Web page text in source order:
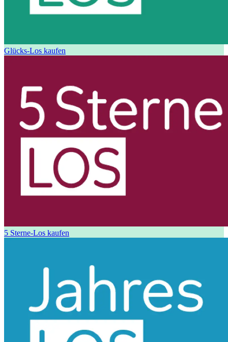
Glücks-Los kaufen
5 Sterne-Los kaufen